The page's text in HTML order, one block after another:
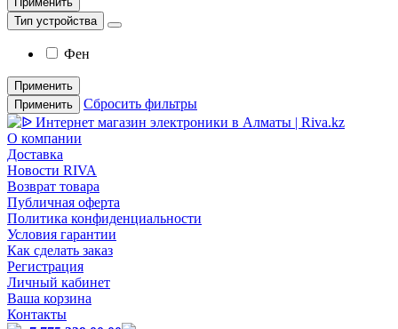
Тип устройства
Фен
Применить
Применить
Сбросить фильтры
О компании
Доставка
Новости RIVA
Возврат товара
Публичная оферта
Политика конфиденциальности
Условия гарантии
Как сделать заказ
Регистрация
Личный кабинет
Ваша корзина
Контакты